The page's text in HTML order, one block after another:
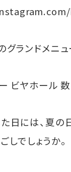
グランドメニ
ビヤホール
日には、夏の
でしょうか。